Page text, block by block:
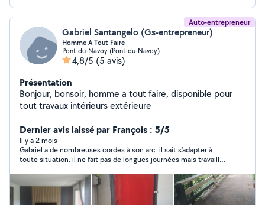
Auto-entrepreneur
Gabriel Santangelo (Gs-entrepreneur)
Homme A Tout Faire
Pont-du-Navoy (Pont-du-Navoy)
4,8/5 (5 avis)
Présentation
Bonjour, bonsoir, homme a tout faire, disponible pour
tout travaux intérieurs extérieure
Dernier avis laissé par François : 5/5
Il y a 2 mois
Gabriel a de nombreuses cordes à son arc. il sait s'adapter à
toute situation. il ne fait pas de longues journées mais travaille
satisfait de sa prestation